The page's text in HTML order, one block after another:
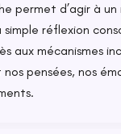
permet d’agir à un
réflexion
aux mécanismes
pensées, nos